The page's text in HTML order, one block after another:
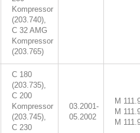
Kompressor
(203.740),
C 32 AMG
Kompressor
(203.765)
C 180
(203.735),
C 200
Kompressor
(203.745),
C 230
03.2001-
05.2002
M
M
M